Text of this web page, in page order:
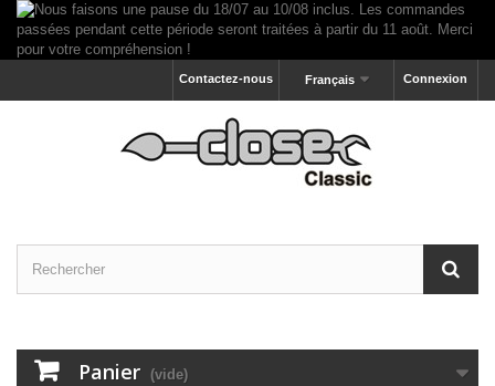
Connexion
Français
Contactez-nous
Panier (vide)